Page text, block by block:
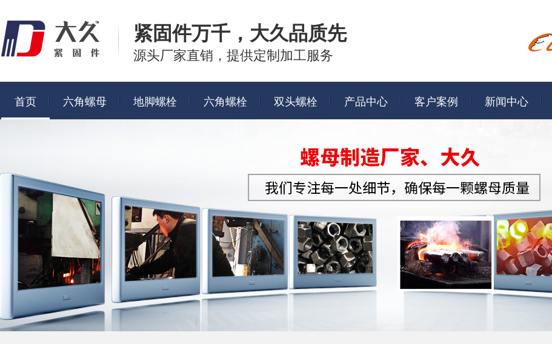
紧固件万千， 大久品质先
源头厂家直销，提供定制加工服务
首页 六角螺母 地脚螺栓 六角螺栓 双头螺栓 产品中心 客户案例 新闻中心